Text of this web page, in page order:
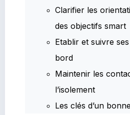
Clarifier les
des objectifs smart
Etablir et suivre
bord
Maintenir les
l’isolement
Les clés d’un